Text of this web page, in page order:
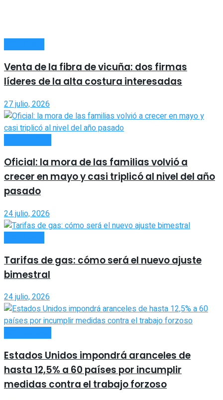
Venta de la fibra de vicuña: dos firmas
líderes de la alta costura interesadas
27 julio, 2026
Oficial: la mora de las familias volvió a
crecer en mayo y casi triplicó al nivel del año
pasado
24 julio, 2026
Tarifas de gas: cómo será el nuevo ajuste
bimestral
24 julio, 2026
Estados Unidos impondrá aranceles de
hasta 12,5% a 60 países por incumplir
medidas contra el trabajo forzoso